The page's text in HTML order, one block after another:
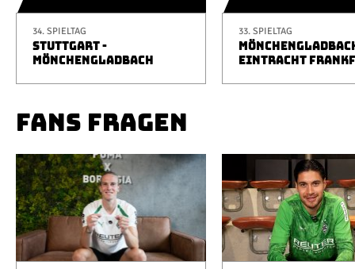
34. SPIELTAG
STUTTGART -
MÖNCHENGLADBACH
33. SPIELTAG
EINTRACHT
FANS FRAGEN